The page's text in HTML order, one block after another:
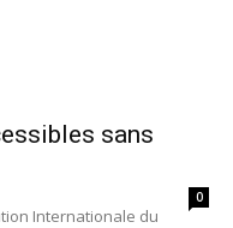
sans
0
Internationale du